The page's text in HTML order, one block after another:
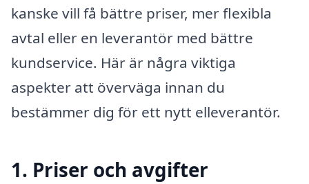
kanske vill få bättre priser, mer flexibla
avtal eller en leverantör med bättre
kundservice. Här är några viktiga
aspekter att överväga innan du
bestämmer dig för ett nytt elleverantör.
1. Priser och avgifter